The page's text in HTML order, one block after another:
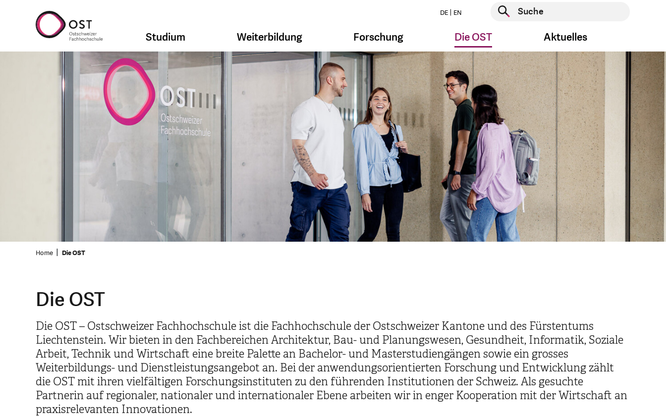
DE EN
Suche starten
Studium Weiterbildung Forschung Die OST Aktuelles
Home Die OST
Die OST
Die OST – Ostschweizer Fachhochschule ist die Fachhochschule der Ostschweizer Kantone und des Fürstentums
Liechtenstein. Wir bieten in den Fachbereichen Architektur, Bau- und Planungswesen, Gesundheit, Informatik, Soziale
Arbeit, Technik und Wirtschaft eine breite Palette an Bachelor- und Masterstudiengängen sowie ein grosses
Weiterbildungs- und Dienstleistungsangebot an. Bei der anwendungsorientierten Forschung und Entwicklung zählt
die OST mit ihren vielfältigen Forschungsinstituten zu den führenden Institutionen der Schweiz. Als gesuchte
Partnerin auf regionaler, nationaler und internationaler Ebene arbeiten wir in enger Kooperation mit der Wirtschaft an
praxisrelevanten Innovationen.